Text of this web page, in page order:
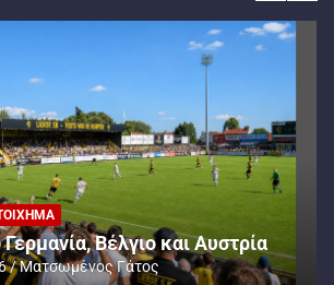
Βέλγιο και Αυστρία
Ματσωμένος Γάτος